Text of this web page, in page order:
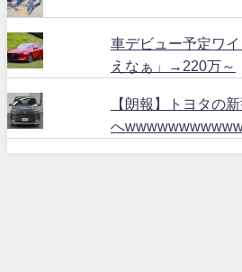
車デビュー予定ワ
えなぁ」→220万～
【朗報】トヨタの
へ